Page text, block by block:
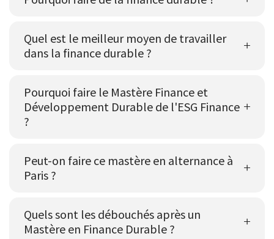
Quel est le meilleur moyen de travailler
dans la finance durable ?
Pourquoi faire le Mastère Finance et
Développement Durable de l'ESG Finance
?
Peut-on faire ce mastère en alternance à
Paris ?
Quels sont les débouchés après un
Mastère en Finance Durable ?